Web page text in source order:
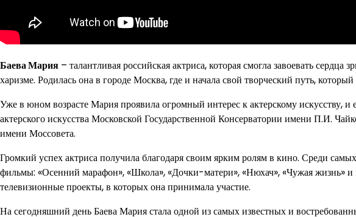
Баева Мария – талантливая российская актриса, которая смогла завоевать
харизме. Родилась она в городе Москва, где и начала свой творческий путь,
Уже в юном возрасте Мария проявила огромный интерес к актерскому искусству, и
актерского искусства Московской Государственной Консерватории имени П.И.
имени Моссовета.
Громкий успех актриса получила благодаря своим ярким ролям в кино. Среди
фильмы: «Осенний марафон», «Школа», «Дочки-матери», «Нюхач», «Чужая жизнь» и
телевизионные проекты, в которых она принимала участие.
На сегодняшний день Баева Мария стала одной из самых известных и